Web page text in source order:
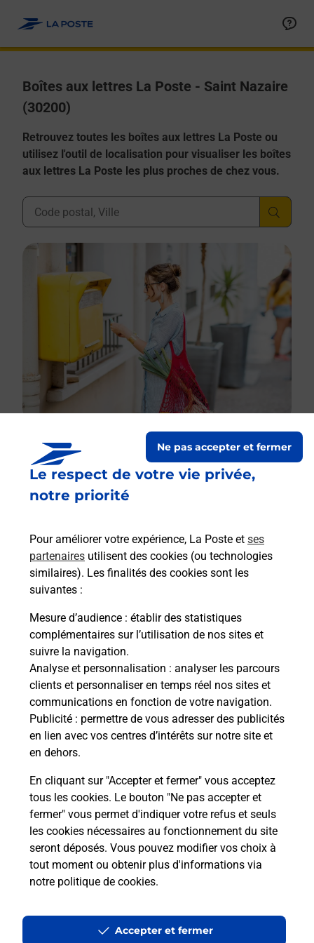
Le respect de votre vie privée,
notre priorité
Pour améliorer votre expérience, La Poste et ses
partenaires utilisent des cookies (ou technologies
similaires). Les finalités des cookies sont les
suivantes :
Mesure d’audience : établir des statistiques
complémentaires sur l’utilisation de nos sites et
suivre la navigation.
Analyse et personnalisation : analyser les parcours
clients et personnaliser en temps réel nos sites et
communications en fonction de votre navigation.
Publicité : permettre de vous adresser des publicités
en lien avec vos centres d’intérêts sur notre site et
en dehors.
En cliquant sur "Accepter et fermer" vous acceptez
tous les cookies. Le bouton "Ne pas accepter et
fermer" vous permet d'indiquer votre refus et seuls
les cookies nécessaires au fonctionnement du site
seront déposés. Vous pouvez modifier vos choix à
tout moment ou obtenir plus d'informations via
notre politique de cookies.
Ne pas accepter et fermer
Accepter et fermer
Boîtes aux lettres La Poste - Saint Nazaire
(30200)
Retrouvez toutes les boîtes aux lettres La Poste ou
utilisez l'outil de localisation pour visualiser les boîtes
aux lettres La Poste les plus proches de chez vous.
Ville, Département, Code Postal
Boîte aux lettres La Poste
793 Route Nationale
30200 Saint Nazaire
Le lien s'ouvre dans un nouvel onglet
Boîte aux lettres La Poste
Prochaine collecte du courrierlundià 08h30
891 Route Nationale
30200 Saint Nazaire
Le lien s'ouvre dans un nouvel onglet
Localiser Liste Boîtes aux lettres Gard Saint Nazaire
Accessibilité : partiellement conforme